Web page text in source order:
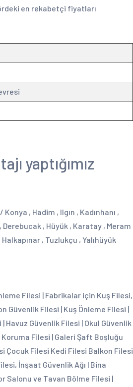
en rekabetçi fiyatları
yaptığımız
, Hadim , Ilgın , Kadınhanı ,
Derebucak , Hüyük , Karatay , Meram
, Tuzlukçu , Yalıhüyük
Filesi | Fabrikalar için Kuş Filesi,
Güvenlik Filesi | Kuş Önleme Filesi |
Havuz Güvenlik Filesi | Okul Güvenlik
Filesi | Galeri Şaft Boşluğu
Çocuk Filesi Kedi Filesi Balkon Filesi
İnşaat Güvenlik Ağı | Bina
Salonu ve Tavan Bölme Filesi |